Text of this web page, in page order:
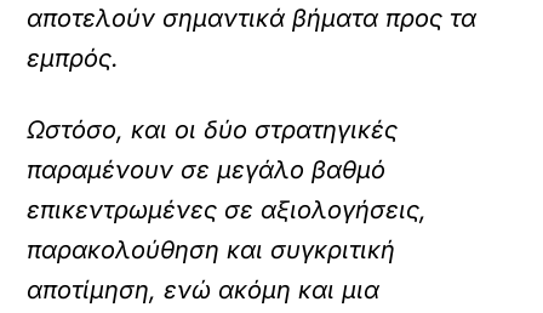
αποτελούν σημαντικά βήματα προς τα
εμπρός.
Ωστόσο, και οι δύο στρατηγικές
παραμένουν σε μεγάλο βαθμό
επικεντρωμένες σε αξιολογήσεις,
παρακολούθηση και συγκριτική
αποτίμηση, ενώ ακόμη και μια